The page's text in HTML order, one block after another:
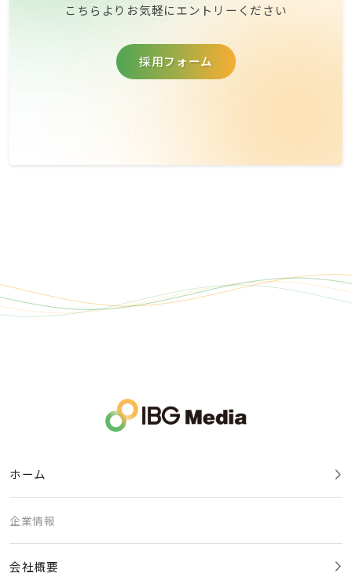
こちらよりお気軽にエントリーください
採用フォーム
ホーム
企業情報
会社概要